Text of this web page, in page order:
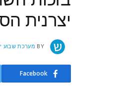
יצרנית
BY מערכת שבוע
Facebook